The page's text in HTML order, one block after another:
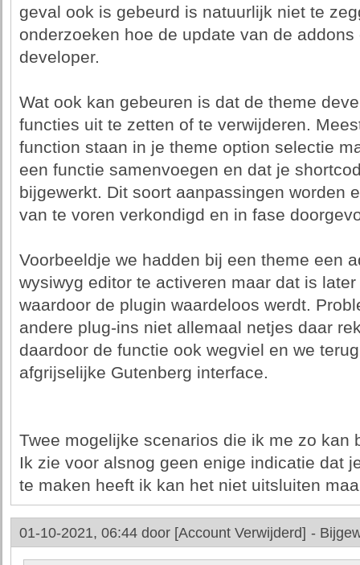
geval ook is gebeurd is natuurlijk niet te
onderzoeken hoe de update van de
developer.
Wat ook kan gebeuren is dat de theme
functies uit te zetten of te verwijderen.
function staan in je theme option selectie
een functie samenvoegen en dat je
bijgewerkt. Dit soort aanpassingen worden
van te voren verkondigd en in fase
Voorbeeldje we hadden bij een theme een
wysiwyg editor te activeren maar dat is
waardoor de plugin waardeloos werdt.
andere plug-ins niet allemaal netjes daar
daardoor de functie ook wegviel en we
afgrijselijke Gutenberg interface.
Twee mogelijke scenarios die ik me zo kan
Ik zie voor alsnog geen enige indicatie dat
te maken heeft ik kan het niet uitsluiten
01-10-2021, 06:44 door [Account Verwijderd] -